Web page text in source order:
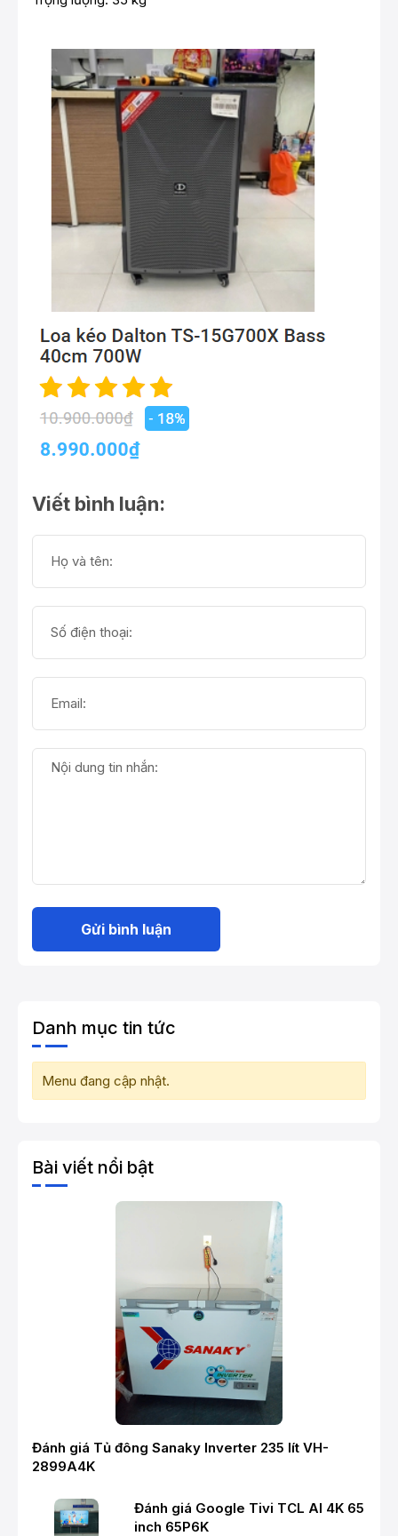
Viết bình luận:
Gửi bình luận
Danh mục tin tức
Menu đang cập nhật.
Bài viết nổi bật
Đánh giá Tủ đông Sanaky Inverter 235 lít VH-
2899A4K
Đánh giá Google Tivi TCL AI 4K 65
inch 65P6K